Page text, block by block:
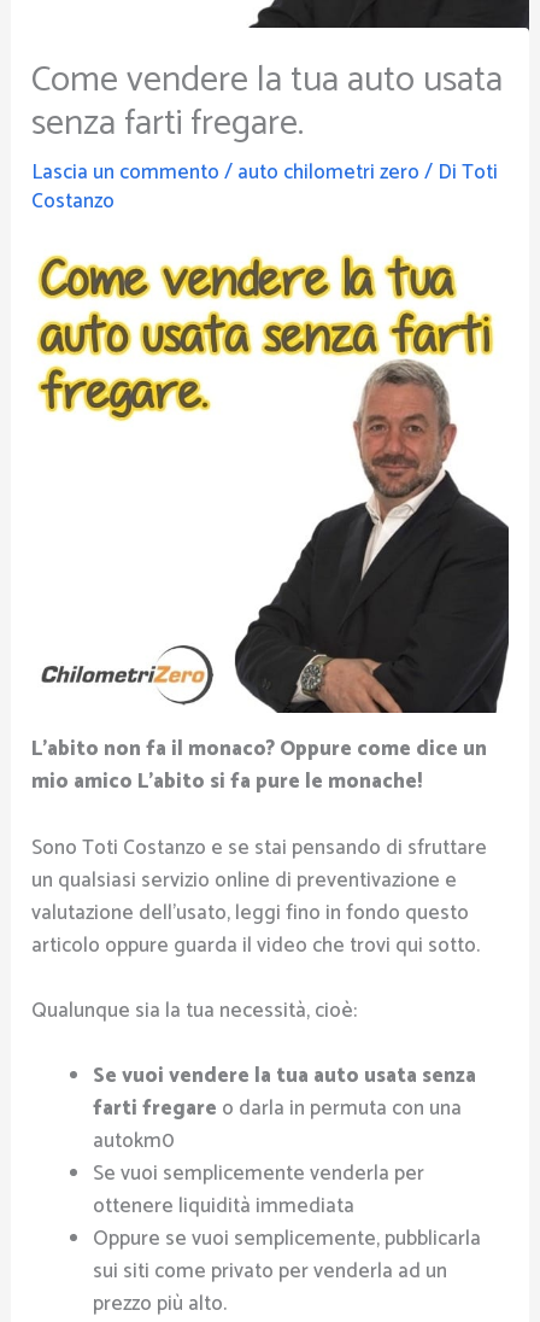
Come vendere la tua auto usata
senza farti fregare.
Lascia un commento/auto chilometri zero/ DiToti
Costanzo
L’abito non fa il monaco? Oppure come dice un
mio amico L’abito si fa pure le monache!
Sono Toti Costanzo e se stai pensando di sfruttare
un qualsiasi servizio online di preventivazione e
valutazione dell’usato, leggi fino in fondo questo
articolo oppure guarda il video che trovi qui sotto.
Qualunque sia la tua necessità, cioè:
Se vuoi vendere la tua auto usata senza
farti fregare o darla in permuta con una
autokm0
Se vuoi semplicemente venderla per
ottenere liquidità immediata
Oppure se vuoi semplicemente, pubblicarla
sui siti come privato per venderla ad un
prezzo più alto.